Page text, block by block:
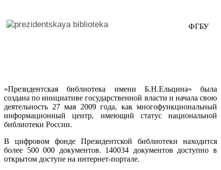
ФГБУ
«Президентская библиотека имени Б.Н.Ельцина» была
создана по инициативе государственной власти и начала свою
деятельность 27 мая 2009 года, как многофункциональный
информационный центр, имеющий статус национальной
библиотеки России.
В цифровом фонде Президентской библиотеки находится
более 500 000 документов. 140034 документов доступно в
открытом доступе на интернет-портале.